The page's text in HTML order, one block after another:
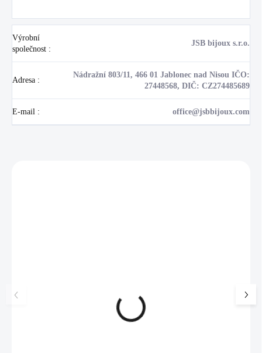
Výrobní
společnost :
JSB bijoux s.r.o.
Adresa :
Nádražní 803/11, 466 01 Jablonec nad Nisou IČO:
27448568, DIČ: CZ274485689
E-mail : office@jsbbijoux.com